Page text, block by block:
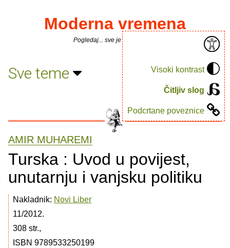
Visoki kontrast
Čitljiv slog
Podcrtane poveznice
Moderna vremena
Pogledaj... sve je puno knjiga.
Sve teme
AMIR MUHAREMI
Turska : Uvod u povijest,
unutarnju i vanjsku politiku
Nakladnik: Novi Liber
11/2012.
308 str.,
ISBN 9789533250199